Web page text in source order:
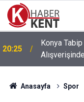
18:14
Konya’da
Kurtarıldı, 3
Anasayfa Spor